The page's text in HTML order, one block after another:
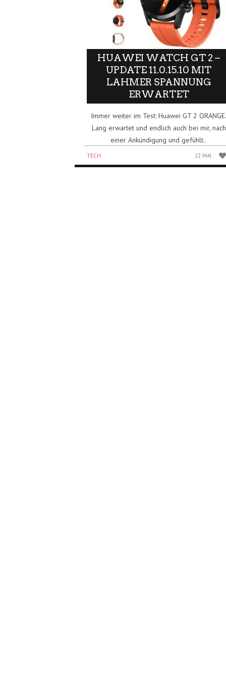
HUAWEI WATCH GT 2 –
UPDATE 11.0.15.10 MIT
LAHMER SPANNUNG
ERWARTET
Immer weiter im Test: Huawei GT 2
Lang erwartet und endlich auch bei mir, nach
einer Ankündigung und gefühlt..
TECH 22 MAI